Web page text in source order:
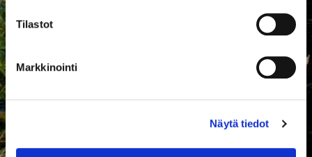
Tilastot
Markkinointi
Näytä tiedot